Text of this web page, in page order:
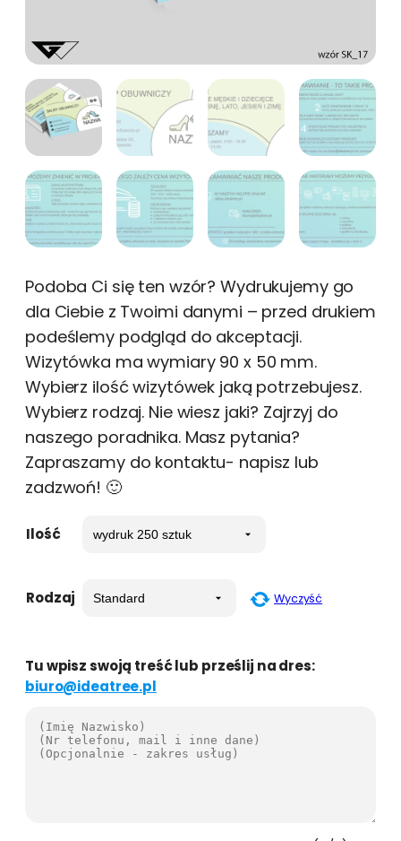
Podoba Ci się ten wzór? Wydrukujemy go
dla Ciebie z Twoimi danymi – przed drukiem
podeślemy podgląd do akceptacji.
Wizytówka ma wymiary 90 x 50 mm.
Wybierz ilość wizytówek jaką potrzebujesz.
Wybierz rodzaj. Nie wiesz jaki? Zajrzyj do
naszego poradnika. Masz pytania?
Zapraszamy do kontaktu- napisz lub
zadzwoń! 🙂
Ilość
Rodzaj Wyczyść
Tu wpisz swoją treść lub prześlij na dres:
biuro@ideatree.pl